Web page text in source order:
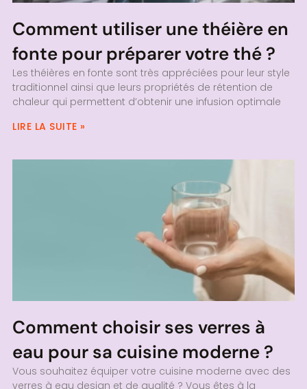
Comment utiliser une théière en
fonte pour préparer votre thé ?
Les théières en fonte sont très appréciées pour leur style
traditionnel ainsi que leurs propriétés de rétention de
chaleur qui permettent d’obtenir une infusion optimale
LIRE LA SUITE »
Comment choisir ses verres à
eau pour sa cuisine moderne ?
Vous souhaitez équiper votre cuisine moderne avec des
verres à eau design et de qualité ? Vous êtes à la